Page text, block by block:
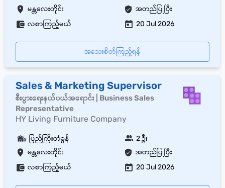
မန္တလေးတိုင်း အတည်ပြုပြီး
လစာကြည့်မယ် 20 Jul 2026
အသေးစိတ်ကြည့်ရန်
Sales & Marketing Supervisor
စီးပွားရေးနယ်ပယ်အရောင်း | Business Sales
Representative
HY Living Furniture Company
မန္တလေးတိုင်း အတည်ပြုပြီး
ပြည်ကြီးတံခွန် 2 ဦး
လစာကြည့်မယ် 20 Jul 2026